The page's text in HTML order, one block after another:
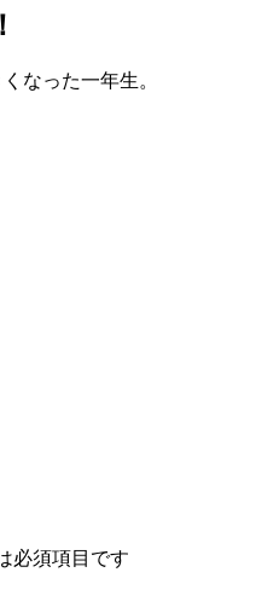
なった一年生。
必須項目です